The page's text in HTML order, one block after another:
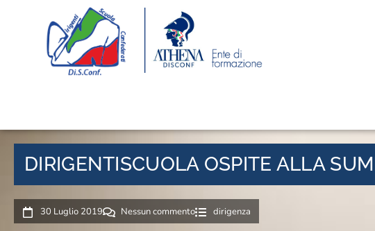
DIRIGENTISCUOLA OSPITE ALLA
30 Luglio 2019 Nessun commento dirigenza